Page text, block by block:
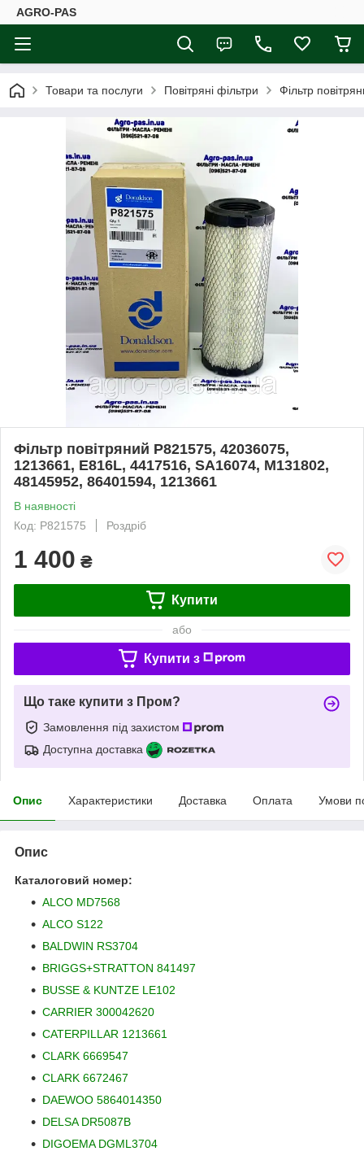
AGRO-PAS
Товари та послуги Повітряні фільтри Фільтр
Фільтр повітряний P821575, 42036075,
1213661, E816L, 4417516, SA16074, M131802,
48145952, 86401594, 1213661
В наявності
Код: P821575
Роздріб
1 400 ₴
Купити
або
Купити з
Що таке купити з Пром?
Замовлення під захистом
Доступна доставка
Опис Характеристики Доставка Оплата Умови
Опис
Каталоговий номер:
ALCO MD7568
ALCO S122
BALDWIN RS3704
BRIGGS+STRATTON 841497
BUSSE & KUNTZE LE102
CARRIER 300042620
CATERPILLAR 1213661
CLARK 6669547
CLARK 6672467
DAEWOO 5864014350
DELSA DR5087B
DIGOEMA DGML3704